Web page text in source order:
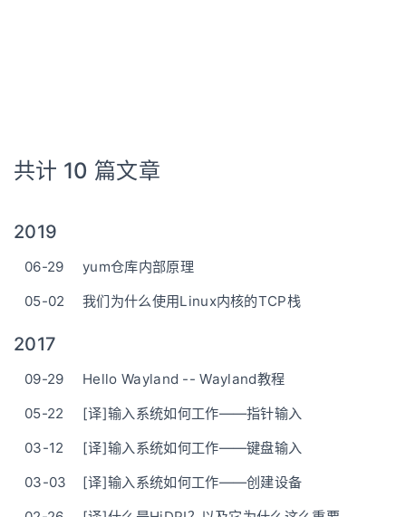
共计 10 篇文章
2019
06-29
yum仓库内部原理
05-02
我们为什么使用Linux内核的TCP栈
2017
09-29
Hello Wayland -- Wayland教程
05-22
[译]输入系统如何工作——指针输入
03-12
[译]输入系统如何工作——键盘输入
03-03
[译]输入系统如何工作——创建设备